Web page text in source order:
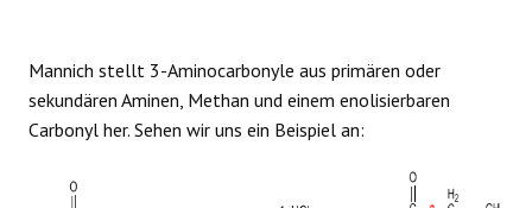
Mannich stellt 3-Aminocarbonyle aus primären oder
sekundären Aminen, Methan und einem enolisierbaren
Carbonyl her. Sehen wir uns ein Beispiel an: